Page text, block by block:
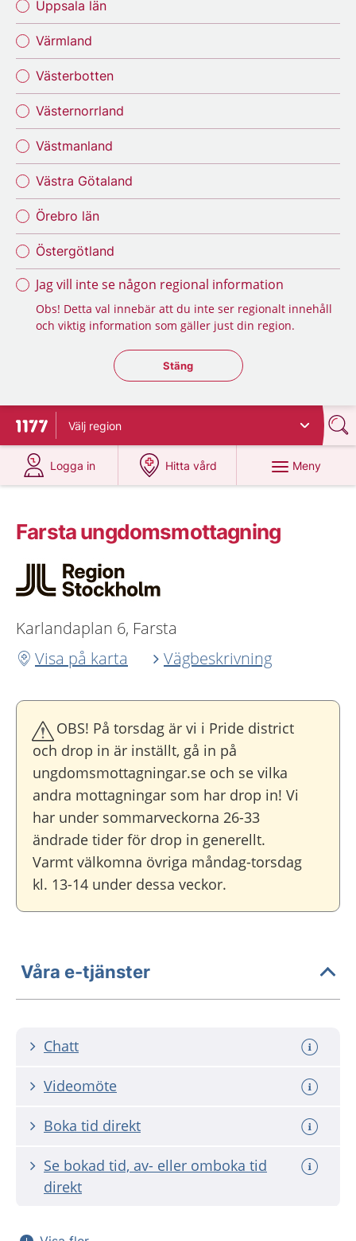
Uppsala län
Värmland
Västerbotten
Västernorrland
Västmanland
Västra Götaland
Örebro län
Östergötland
Jag vill inte se någon regional information
Obs! Detta val innebär att du inte ser regionalt innehåll
och viktig information som gäller just din region.
Stäng regionsväljaren
Stäng
Till startsidan för 1177
Välj region
Logga in
på 1177.se
Hitta vård
på 1177.se
Meny
Farsta ungdoms­mottagning
Karlandaplan 6, Farsta
Visa på karta
Vägbeskrivning
OBS! På torsdag är vi i Pride district
och drop in är inställt, gå in på
ungdomsmottagningar.se och se vilka
andra mottagningar som har drop in! Vi
har under sommarveckorna 26-33
ändrade tider för drop in generellt.
Varmt välkomna övriga måndag-torsdag
kl. 13-14 under dessa veckor.
Våra e-tjänster
Chatt
Videomöte
Boka tid direkt
Se bokad tid, av- eller omboka tid
direkt